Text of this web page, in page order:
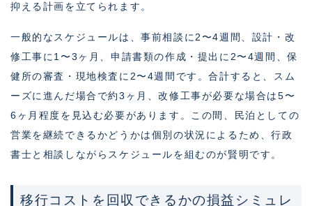
抑える計画を立てられます。
一般的なスケジュールは、事前相談に2〜4週間、設計・改
修工事に1〜3ヶ月、申請書類の作成・提出に2〜4週間、保
健所の審査・現地検査に2〜4週間です。合計すると、スム
ーズに進んだ場合で約3ヶ月、改修工事が必要な場合は5〜
6ヶ月程度を見込む必要があります。この間、民泊としての
営業を継続できるかどうかは個別の状況によるため、行政
書士と相談しながらスケジュールを組むのが賢明です。
移行コストを回収できるかの損益シミュレ